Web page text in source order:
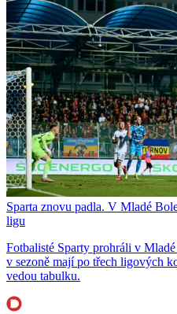
Sparta znovu padla. V Mladé
ligu
Fotbalisté Sparty prohráli v
v sezoně mají po třech ligových
vedou tabulku.